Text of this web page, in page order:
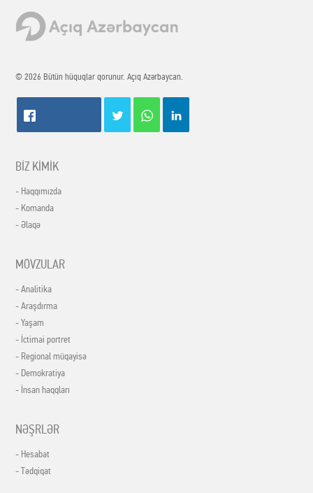
© 2026 Bütün hüquqlar qorunur. Açıq Azərbaycan.
BİZ KİMİK
- Haqqımızda
- Komanda
- Əlaqə
MÖVZULAR
- Analitika
- Araşdırma
- Yaşam
- İctimai portret
- Regional müqayisə
- Demokratiya
- İnsan haqqları
NƏŞRLƏR
- Hesabat
- Tədqiqat